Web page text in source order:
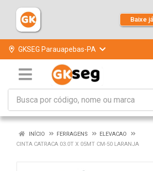
Baixe
GKSEG Parauapebas-PA
INÍCIO FERRAGENS
ELEVACAO
CINTA CATRACA 03.0T X 05MT CM-50 LARANJA